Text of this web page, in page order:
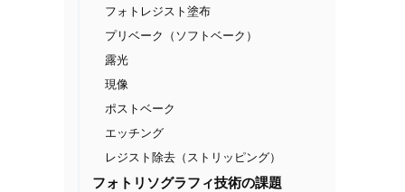
フォトレジスト塗布
プリベーク（ソフトベーク）
露光
現像
ポストベーク
エッチング
レジスト除去（ストリッピング）
フォトリソグラフィ技術の課題